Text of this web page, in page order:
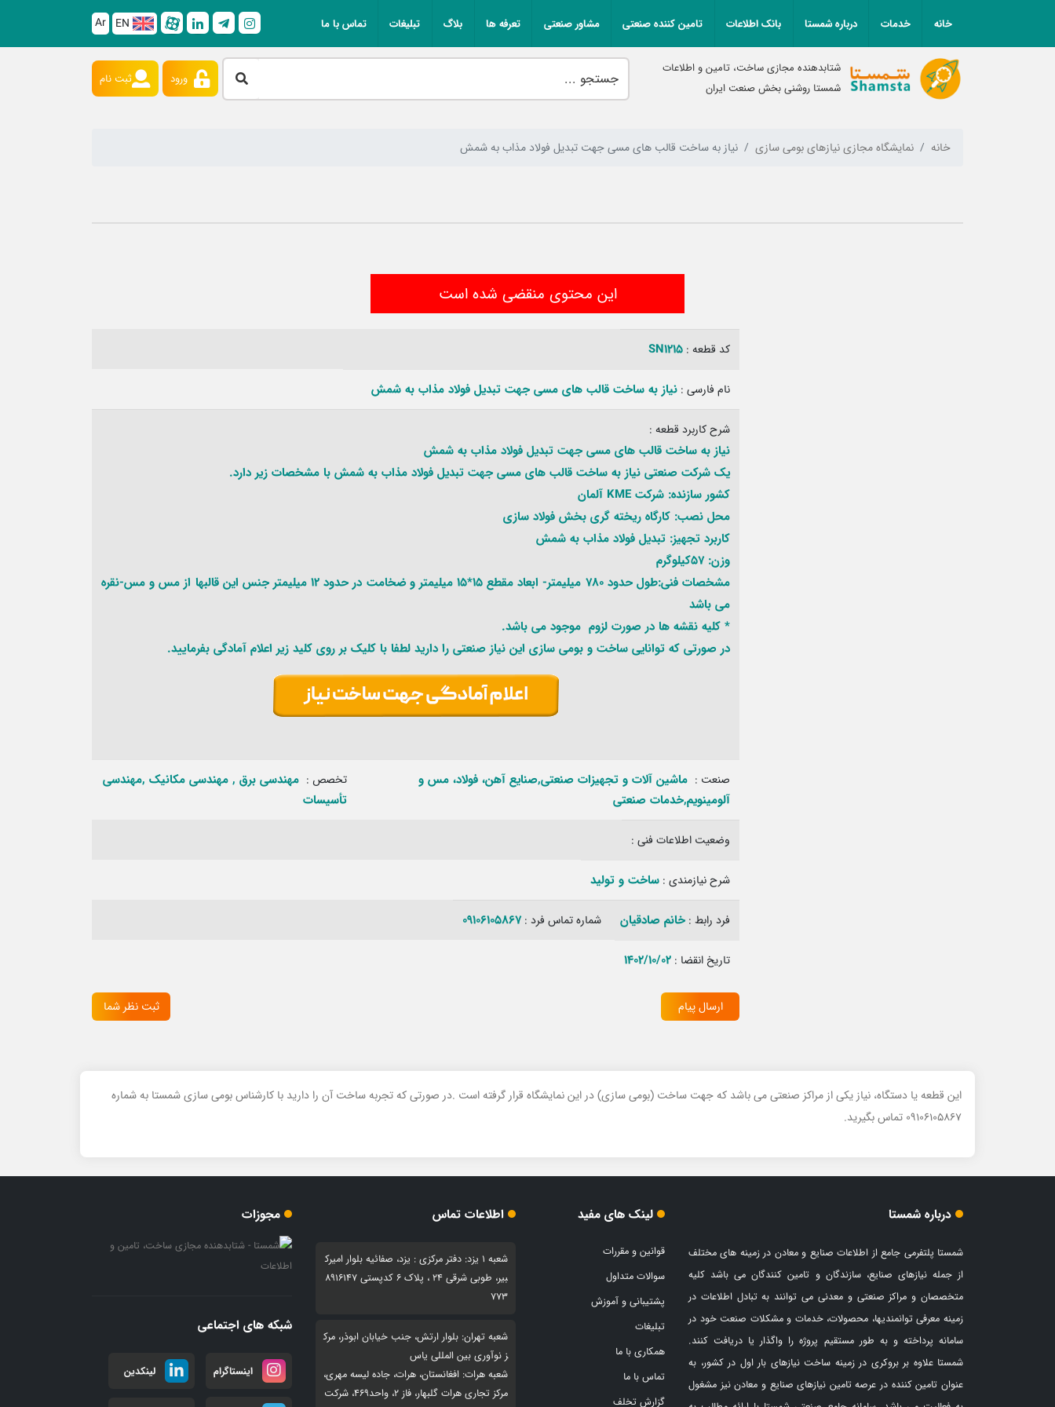
خانه خدمات درباره شمستا بانک اطلاعات تامین کننده صنعتی مشاور صنعتی تعرفه ها بلاگ تبلیغات تماس با ما EN
Ar
شتابدهنده مجازی ساخت، تامین و اطلاعات
شمستا روشنی بخش صنعت ایران
ورود ثبت نام
خانه نمایشگاه مجازی نیازهای بومی سازی نیاز به ساخت قالب های مسی جهت تبدیل فولاد مذاب به شمش
این محتوی منقضی شده است
کد قطعه : SN1215
نام فارسی : نیاز به ساخت قالب های مسی جهت تبدیل فولاد مذاب به شمش
شرح کاربرد قطعه :
نیاز به ساخت قالب های مسی جهت تبدیل فولاد مذاب به شمش
یک شرکت صنعتی نیاز به ساخت قالب های مسی جهت تبدیل فولاد مذاب به شمش با مشخصات زیر دارد.
کشور سازنده: شرکت KME آلمان
محل نصب: کارگاه ریخته گری بخش فولاد سازی
کاربرد تجهیز: تبدیل فولاد مذاب به شمش
وزن: 57کیلوگرم
مشخصات فنی:طول حدود 780 میلیمتر- ابعاد مقطع 15*15 میلیمتر و ضخامت در حدود 12 میلیمتر جنس این قالبها از مس و مس-نقره
می باشد
* کلیه نقشه ها در صورت لزوم موجود می باشد.
در صورتی که توانایی ساخت و بومی سازی این نیاز صنعتی را دارید لطفا با کلیک بر روی کلید زیر اعلام آمادگی بفرمایید.
صنعت : ماشین آلات و تجهیزات صنعتی,صنایع آهن، فولاد، مس و
آلومینویم,خدمات صنعتی
تخصص : مهندسی برق‏ , مهندسی مکانیک‏ ,مهندسی
تأسیسات‏
وضعیت اطلاعات فنی :
شرح نیازمندی : ساخت و تولید‏
فرد رابط : خانم صادقیان شماره تماس فرد :09106105867
تاریخ انقضا : 1402/10/02
ارسال پیام ثبت نظر شما
این قطعه یا دستگاه، نیاز یکی از مراکز صنعتی می باشد که جهت ساخت (بومی سازی) در این نمایشگاه قرار گرفته است .در صورتی که تجربه ساخت آن را دارید با کارشناس بومی سازی شمستا به شماره
09106105867 تماس بگیرید.
درباره شمستا
شمستا پلتفرمی جامع از اطلاعات صنایع و معادن در زمینه های مختلف
از جمله نیازهای صنایع، سازندگان و تامین کنندگان می باشد کلیه
متخصصان و مراکز صنعتی و معدنی می توانند به تبادل اطلاعات در
زمینه معرفی توانمندیها، محصولات، خدمات و مشکلات صنعت خود در
سامانه پرداخته و به طور مستقیم پروژه را واگذار یا دریافت کنند.
شمستا علاوه بر بروکری در زمینه ساخت نیازهای بار اول در کشور، به
عنوان تامین کننده در عرصه تامین نیازهای صنایع و معادن نیز مشغول
لینک های مفید
قوانین و مقررات
سوالات متداول
پشتیبانی و آموزش
تبلیغات
همکاری با ما
تماس با ما
گزارش تخلف
اطلاعات تماس
شعبه 1 یزد: دفتر مرکزی : یزد، صفائیه بلوار امیرک
بیر، طوبی شرقی 24 ، پلاک 6 کدپستی 8916147
773
شعبه تهران: بلوار ارتش، جنب خیابان ابوذر، مرک
ز نوآوری بین المللی یاس
شعبه هرات: افغانستان، هرات، جاده لیسه مهری،
مرکز تجاری هرات گلبهار، فاز ۲، واحد۴۶۹، شرکت
مجوزات
شبکه های اجتماعی
اینستاگرام لینکدین